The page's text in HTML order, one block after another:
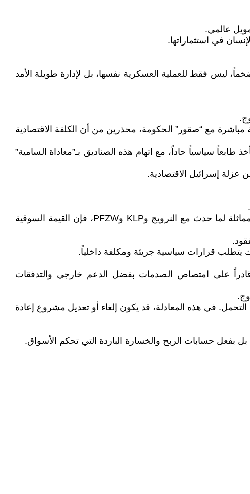
في استثماراتها.
ليس فقط للعملية العسكرية نفسها، بل لإدارة طويلة الأمد
مباشرة مع “صقور” الحكومة، محذرين من أن الكلفة الاقتصادية
سياسياً حاداً، مع اتهام هذه الصناديق بـ”معاداة السامية”
عزلة إسرائيل الاقتصادية.
سادساً: مؤشرات مقلقة على المدى المتوسط : وفق تقديرات محللين ماليين، إذا استمرت موجة التخارجات بوتيرة مماثلة لما حدث مع النرويج وKLP وPFZW، فإن القيمة السوقية
يتطلب قرارات سياسية جريئة ومكلفة داخلياً.
على امتصاص الصدمات بفضل الدعم خارجي والتدفقات
التحمل. في هذه المعادلة، قد يكون إلغاء أو تعديل مشروع إعادة
بفعل حسابات الربح والخسارة الباردة التي تحكم الأسواق.